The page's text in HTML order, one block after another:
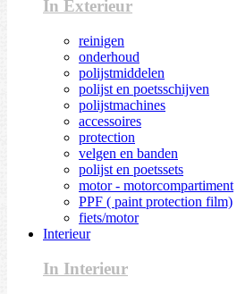
In Exterieur
reinigen
onderhoud
polijstmiddelen
polijst en poetsschijven
polijstmachines
accessoires
protection
velgen en banden
polijst en poetssets
motor - motorcompartiment
PPF ( paint protection film)
fiets/motor
Interieur
In Interieur